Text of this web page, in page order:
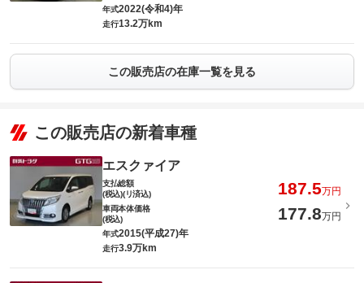
年式2022(令和4)年
走行13.2万km
この販売店の在庫一覧を見る
この販売店の新着車種
エスクァイア
支払総額
(税込)(リ済込)
187.5万円
車両本体価格
(税込)
177.8万円
年式2015(平成27)年
走行3.9万km